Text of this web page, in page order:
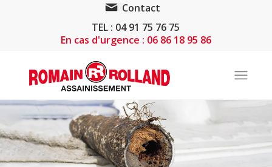
Contact
TEL : 04 91 75 76 75
En cas d'urgence : 06 86 18 95 86